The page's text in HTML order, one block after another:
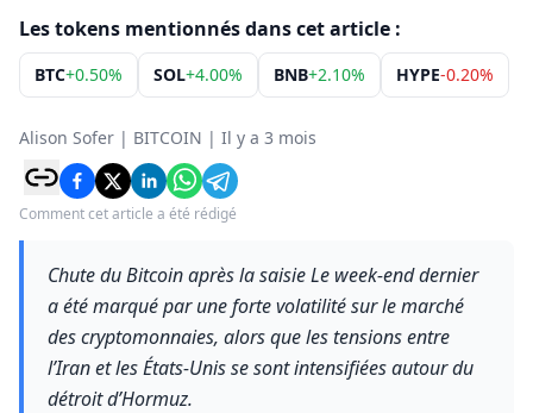
Les tokens mentionnés dans cet article :
BTC+0.50% SOL+4.00% BNB+2.10% HYPE-0.20%
Alison Sofer | BITCOIN | Il y a 3 mois
Comment cet article a été rédigé
Chute du Bitcoin après la saisie Le week-end dernier
a été marqué par une forte volatilité sur le marché
des cryptomonnaies, alors que les tensions entre
l’Iran et les États-Unis se sont intensifiées autour du
détroit d’Hormuz.